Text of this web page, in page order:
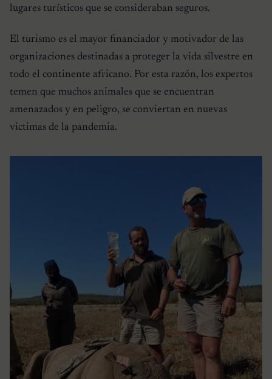
lugares turísticos que se consideraban seguros.
El turismo es el mayor financiador y motivador de las
organizaciones destinadas a proteger la vida silvestre en
todo el continente africano. Por esta razón, los expertos
temen que muchos animales que se encuentran
amenazados y en peligro, se conviertan en nuevas
victimas de la pandemia.